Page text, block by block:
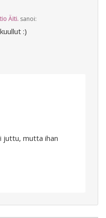
Äiti. sanoi:
:)
juttu, mutta ihan